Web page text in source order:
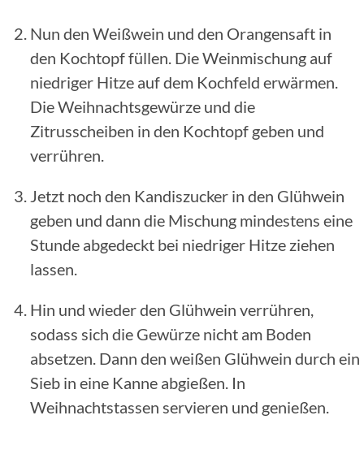
Nun den Weißwein und den Orangensaft in
den Kochtopf füllen. Die Weinmischung auf
niedriger Hitze auf dem Kochfeld erwärmen.
Die Weihnachtsgewürze und die
Zitrusscheiben in den Kochtopf geben und
verrühren.
Jetzt noch den Kandiszucker in den Glühwein
geben und dann die Mischung mindestens eine
Stunde abgedeckt bei niedriger Hitze ziehen
lassen.
Hin und wieder den Glühwein verrühren,
sodass sich die Gewürze nicht am Boden
absetzen. Dann den weißen Glühwein durch ein
Sieb in eine Kanne abgießen. In
Weihnachtstassen servieren und genießen.